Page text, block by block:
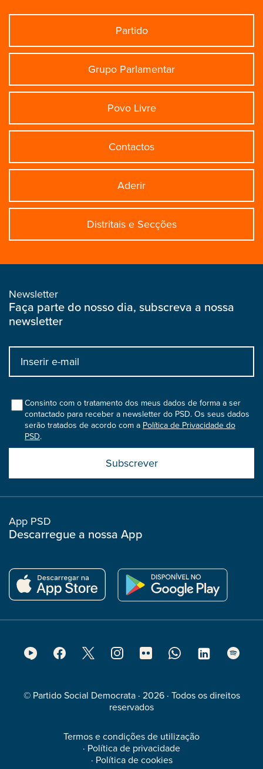
Partido
Grupo Parlamentar
Povo Livre
Contactos
Aderir
Distritais e Secções
Newsletter
Faça parte do nosso dia, subscreva a nossa
newsletter
Input
bootstrap
colConsinto com o tratamento dos meus dados de forma a ser
contactado para receber a newsletter do PSD. Os seus dados
serão tratados de acordo com a Política de Privacidade do
PSD.
boostrap
col
App PSD
Descarregue a nossa App
© Partido Social Democrata · 2026 · Todos os direitos
reservados
Termos e condições de utilização
· Política de privacidade
· Política de cookies
Footer
Media